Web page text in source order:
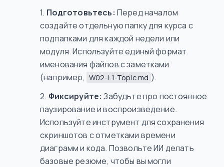
Подготовьтесь: Перед началом
создайте отдельную папку для курса с
подпапками для каждой недели или
модуля. Используйте единый формат
именования файлов с заметками
(например, W02-L1-Topic.md ).
Фиксируйте: Забудьте про постоянное
паузирование и воспроизведение.
Используйте инструмент для сохранения
скриншотов с отметками времени
диаграмм и кода. Позвольте ИИ делать
базовые резюме, чтобы вы могли